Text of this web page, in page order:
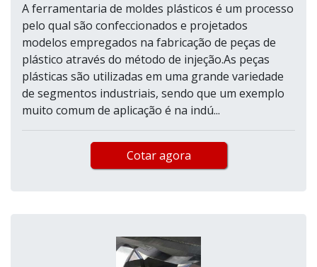
A ferramentaria de moldes plásticos é um processo
pelo qual são confeccionados e projetados
modelos empregados na fabricação de peças de
plástico através do método de injeção.As peças
plásticas são utilizadas em uma grande variedade
de segmentos industriais, sendo que um exemplo
muito comum de aplicação é na indú...
Cotar agora